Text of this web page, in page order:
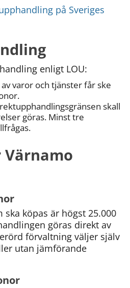
på Sveriges
enligt LOU:
varor och tjänster får ske
skall
göras. Minst tre
köpas är högst 25.000
göras direkt av
förvaltning väljer själv
utan jämförande